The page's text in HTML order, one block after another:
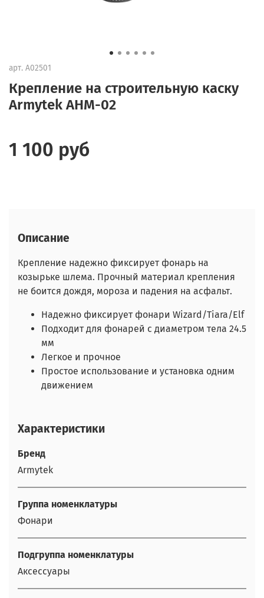
арт. A02501
Крепление на строительную каску
Armytek AHM-02
1 100 руб
Описание
Крепление надежно фиксирует фонарь на
козырьке шлема. Прочный материал крепления
не боится дождя, мороза и падения на асфальт.
Надежно фиксирует фонари Wizard/Tiara/Elf
Подходит для фонарей с диаметром тела 24.5
мм
Легкое и прочное
Простое использование и установка одним
движением
Характеристики
Бренд
Armytek
Группа номенклатуры
Фонари
Подгруппа номенклатуры
Аксессуары